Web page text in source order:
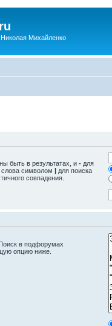
Михайленко
быть в результатах, и - для
слова символом | для поиска
совпадения.
в подфорумах
опцию ниже.